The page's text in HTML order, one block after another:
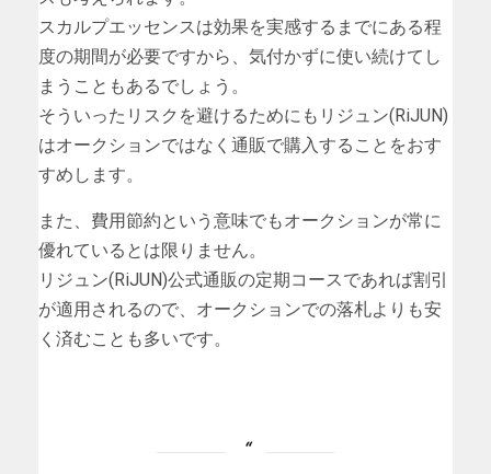
スカルプエッセンスは効果を実感するまでにある程
度の期間が必要ですから、気付かずに使い続けてし
まうこともあるでしょう。
そういったリスクを避けるためにもリジュン(RiJUN)
はオークションではなく通販で購入することをおす
すめします。
また、費用節約という意味でもオークションが常に
優れているとは限りません。
リジュン(RiJUN)公式通販の定期コースであれば割引
が適用されるので、オークションでの落札よりも安
く済むことも多いです。